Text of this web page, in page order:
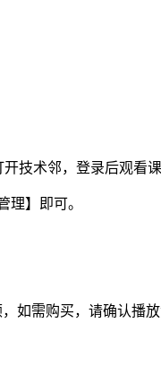
技术邻，登录后观看课
理】即可。
如需购买，请确认播放